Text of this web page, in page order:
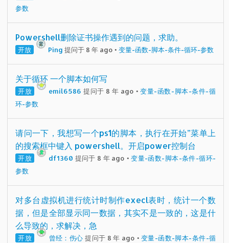
参数
Powershell删除证书操作遇到的问题，求助。
开放 Ping 提问于 8 年 ago •变量-函数-脚本-条件-循环-参数
关于循环 一个脚本如何写
开放 emil6586 提问于 8 年 ago •变量-函数-脚本-条件-循
环-参数
请问一下，我想写一个ps1的脚本，执行在开始”菜单上
的搜索框中键入 powershell。开启power控制台
开放 df1360 提问于 8 年 ago •变量-函数-脚本-条件-循环-
参数
对多台虚拟机进行统计时制作execl表时，统计一个数
据，但是全部显示同一数据，其实不是一致的，这是什
么导致的，求解决，急
开放 曾经：伤心 提问于 8 年 ago • 变量-函数-脚本-条件-循